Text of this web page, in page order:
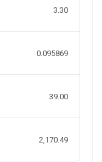
3.30
0.095869
39.00
2,170.49